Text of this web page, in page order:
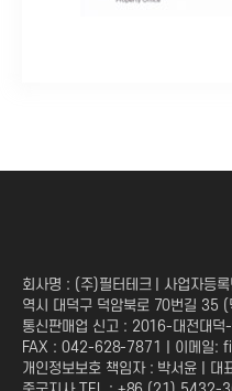
회사명 : (주)필터테크 | 사업자
역시 대덕구 덕암북로 70번길 35 (
통신판매업 신고 : 2016-대전대
FAX : 042-628-7871 | 이메일:
개인정보보호 책임자 : 박서윤 | 대